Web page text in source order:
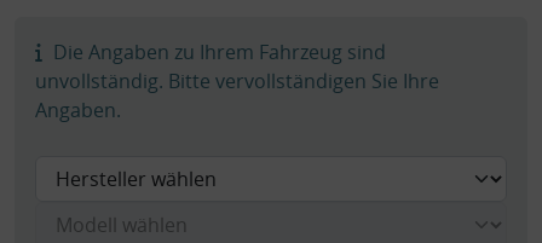
Die Angaben zu Ihrem Fahrzeug sind
unvollständig. Bitte vervollständigen Sie Ihre
Angaben.